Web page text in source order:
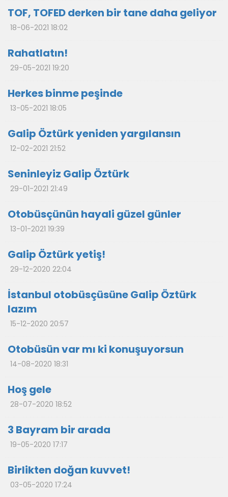
TOF, TOFED derken bir tane daha geliyor
18-06-2021 18:02
Rahatlatın!
29-05-2021 19:20
Herkes binme peşinde
13-05-2021 18:05
Galip Öztürk yeniden yargılansın
12-02-2021 21:52
Seninleyiz Galip Öztürk
29-01-2021 21:49
Otobüsçünün hayali güzel günler
13-01-2021 19:39
Galip Öztürk yetiş!
29-12-2020 22:04
İstanbul otobüsçüsüne Galip Öztürk
lazım
15-12-2020 20:57
Otobüsün var mı ki konuşuyorsun
14-08-2020 18:31
Hoş gele
28-07-2020 18:52
3 Bayram bir arada
19-05-2020 17:17
Birlikten doğan kuvvet!
03-05-2020 17:24